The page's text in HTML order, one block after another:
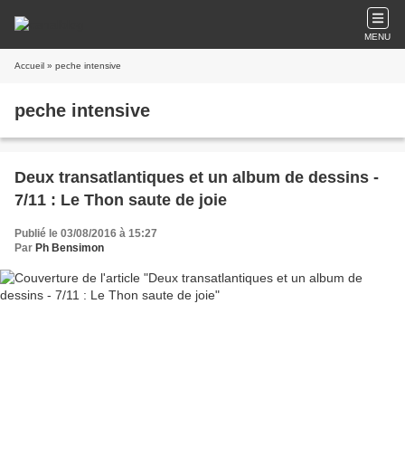
MENU
Accueil » peche intensive
peche intensive
Deux transatlantiques et un album de dessins -
7/11 : Le Thon saute de joie
Publié le 03/08/2016 à 15:27
Par Ph Bensimon